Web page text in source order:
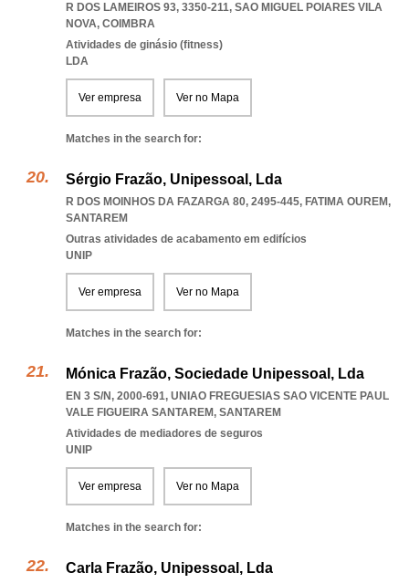
R DOS LAMEIROS 93, 3350-211, SAO MIGUEL POIARES VILA
NOVA, COIMBRA
Atividades de ginásio (fitness)
LDA
Ver empresa Ver no Mapa
Matches in the search for:
Sérgio Frazão, Unipessoal, Lda
R DOS MOINHOS DA FAZARGA 80, 2495-445, FATIMA OUREM,
SANTAREM
Outras atividades de acabamento em edifícios
UNIP
Ver empresa Ver no Mapa
Matches in the search for:
Mónica Frazão, Sociedade Unipessoal, Lda
EN 3 S/N, 2000-691, UNIAO FREGUESIAS SAO VICENTE PAUL
VALE FIGUEIRA SANTAREM, SANTAREM
Atividades de mediadores de seguros
UNIP
Ver empresa Ver no Mapa
Matches in the search for:
Carla Frazão, Unipessoal, Lda